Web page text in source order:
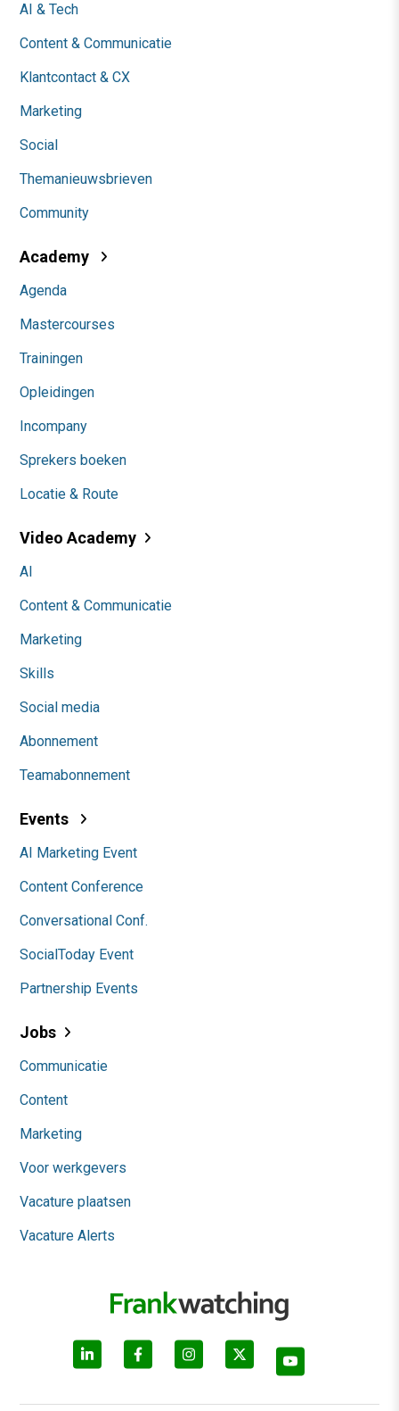
AI & Tech
Content & Communicatie
Klantcontact & CX
Marketing
Social
Themanieuwsbrieven
Community
Academy
Agenda
Mastercourses
Trainingen
Opleidingen
Incompany
Sprekers boeken
Locatie & Route
Video Academy
AI
Content & Communicatie
Marketing
Skills
Social media
Abonnement
Teamabonnement
Events
AI Marketing Event
Content Conference
Conversational Conf.
SocialToday Event
Partnership Events
Jobs
Communicatie
Content
Marketing
Voor werkgevers
Vacature plaatsen
Vacature Alerts